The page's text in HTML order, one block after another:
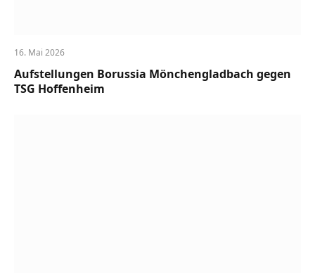
16. Mai 2026
Aufstellungen Borussia Mönchengladbach gegen
TSG Hoffenheim